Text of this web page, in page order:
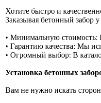
Хотите быстро и
Заказывая бетонный забор
• Минимальную стоимость:
• Гарантию качества: Мы
• Огромный выбор: В
Установка бетонных
Вам не нужно искать